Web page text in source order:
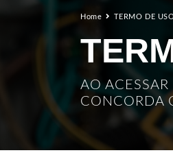
Home TERMO DE
AO
CONCORDA